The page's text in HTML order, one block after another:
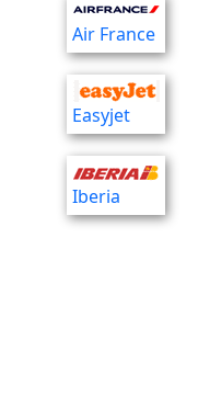
Air France
Easyjet
Iberia